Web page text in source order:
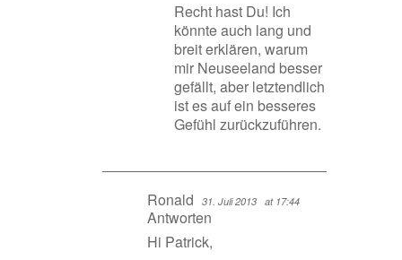
Recht hast Du! Ich
könnte auch lang und
breit erklären, warum
mir Neuseeland besser
gefällt, aber letztendlich
ist es auf ein besseres
Gefühl zurückzuführen.
Ronald 31. Juli 2013 at 17:44
Antworten
Hi Patrick,